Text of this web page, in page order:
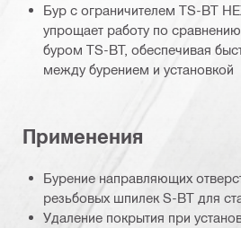
Бур с ограничителем TS-BT
упрощает работу по
буром TS-BT, обеспечивая
между бурением и установкой
Применения
Бурение направляющих
резьбовых шпилек S-BT для
Удаление покрытия при